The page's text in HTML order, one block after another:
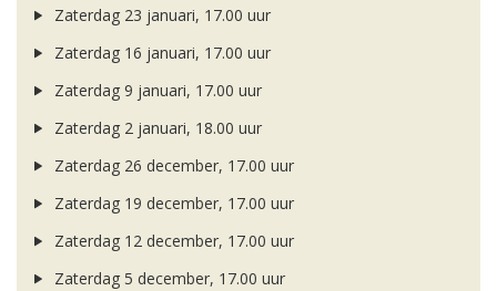
Zaterdag 23 januari, 17.00 uur
Zaterdag 16 januari, 17.00 uur
Zaterdag 9 januari, 17.00 uur
Zaterdag 2 januari, 18.00 uur
Zaterdag 26 december, 17.00 uur
Zaterdag 19 december, 17.00 uur
Zaterdag 12 december, 17.00 uur
Zaterdag 5 december, 17.00 uur